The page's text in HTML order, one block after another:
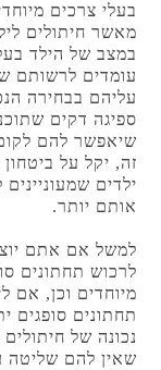
בעלי צרכים
מאשר חיתולים
במצב של הילד
עומדים לרשותם
עליהם בבחירה
ספיגה דקים
שיאפשר להם
זה, יקל על
ילדים
אותם יותר.
למשל אם אתם
לרכוש תחתונים
מיוחדים וכן, אם
תחתונים סופגים
נכונה של
שאין להם שליטה